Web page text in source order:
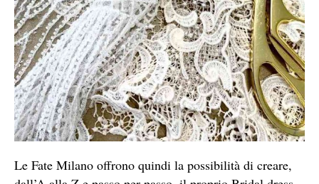
Le Fate Milano offrono quindi la possibilità di creare,